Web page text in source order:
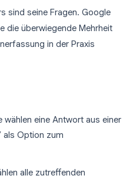
sind seine Fragen. Google
die überwiegende Mehrheit
in der Praxis
wählen eine Antwort aus einer
als Option zum
alle zutreffenden